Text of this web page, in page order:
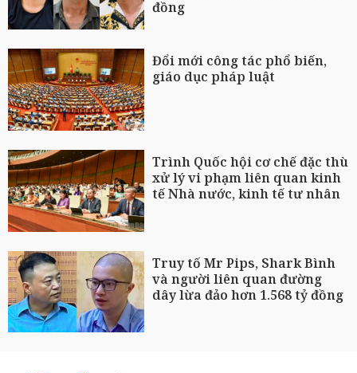
đồng
Đổi mới công tác phổ biến,
giáo dục pháp luật
Trình Quốc hội cơ chế đặc thù
xử lý vi phạm liên quan kinh
tế Nhà nước, kinh tế tư nhân
Truy tố Mr Pips, Shark Bình
và người liên quan đường
dây lừa đảo hơn 1.568 tỷ đồng